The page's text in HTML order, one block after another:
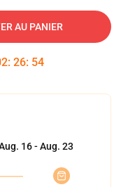
AU PANIER
: 26: 54
16 - Aug. 23